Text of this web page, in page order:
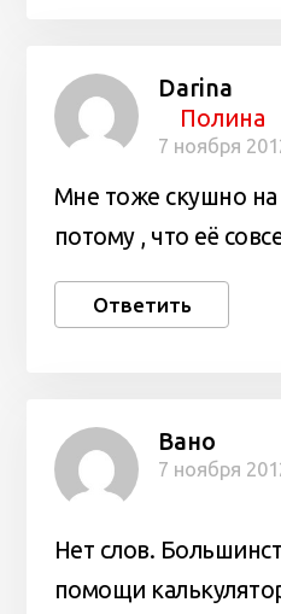
Darina
Полина
7 ноября
Мне тоже скушно
потому , что её
Ответить
Вано
7 ноября
Нет слов.
помощи